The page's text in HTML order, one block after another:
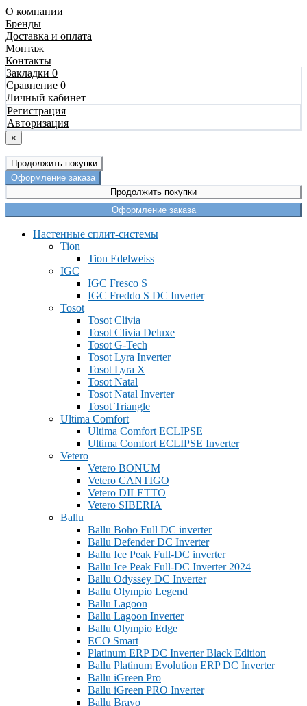
О компании
Бренды
Доставка и оплата
Монтаж
Контакты
Закладки 0
Сравнение 0
Личный кабинет
Регистрация
Авторизация
×
Продолжить покупки
Оформление заказа
Продолжить покупки
Оформление заказа
Настенные сплит-системы
Tion
Tion Edelweiss
IGC
IGC Fresco S
IGC Freddo S DC Inverter
Tosot
Tosot Clivia
Tosot Clivia Deluxe
Tosot G-Tech
Tosot Lyra Inverter
Tosot Lyra X
Tosot Natal
Tosot Natal Inverter
Tosot Triangle
Ultima Comfort
Ultima Comfort ECLIPSE
Ultima Comfort ECLIPSE Inverter
Vetero
Vetero BONUM
Vetero CANTIGO
Vetero DILETTO
Vetero SIBERIA
Ballu
Ballu Boho Full DC inverter
Ballu Defender DC Inverter
Ballu Ice Peak Full-DC inverter
Ballu Ice Peak Full-DC Inverter 2024
Ballu Odyssey DС Inverter
Ballu Olympio Legend
Ballu Lagoon
Ballu Lagoon Inverter
Ballu Olympio Edge
ECO Smart
Platinum ERP DC Inverter Black Edition
Ballu Platinum Evolution ERP DC Inverter
Ballu iGreen Pro
Ballu iGreen PRO Inverter
Ballu Bravo